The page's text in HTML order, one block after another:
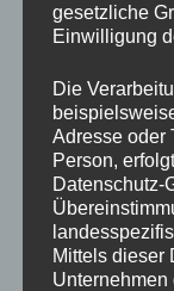
Lilly & Sunny,
Lilly(6 Jahre,
sind zwei
Leben
gesetzliche
Einwilligung
Die
Adresse oder
Person,
Datenschutz-
Mittels dieser
Unternehmen